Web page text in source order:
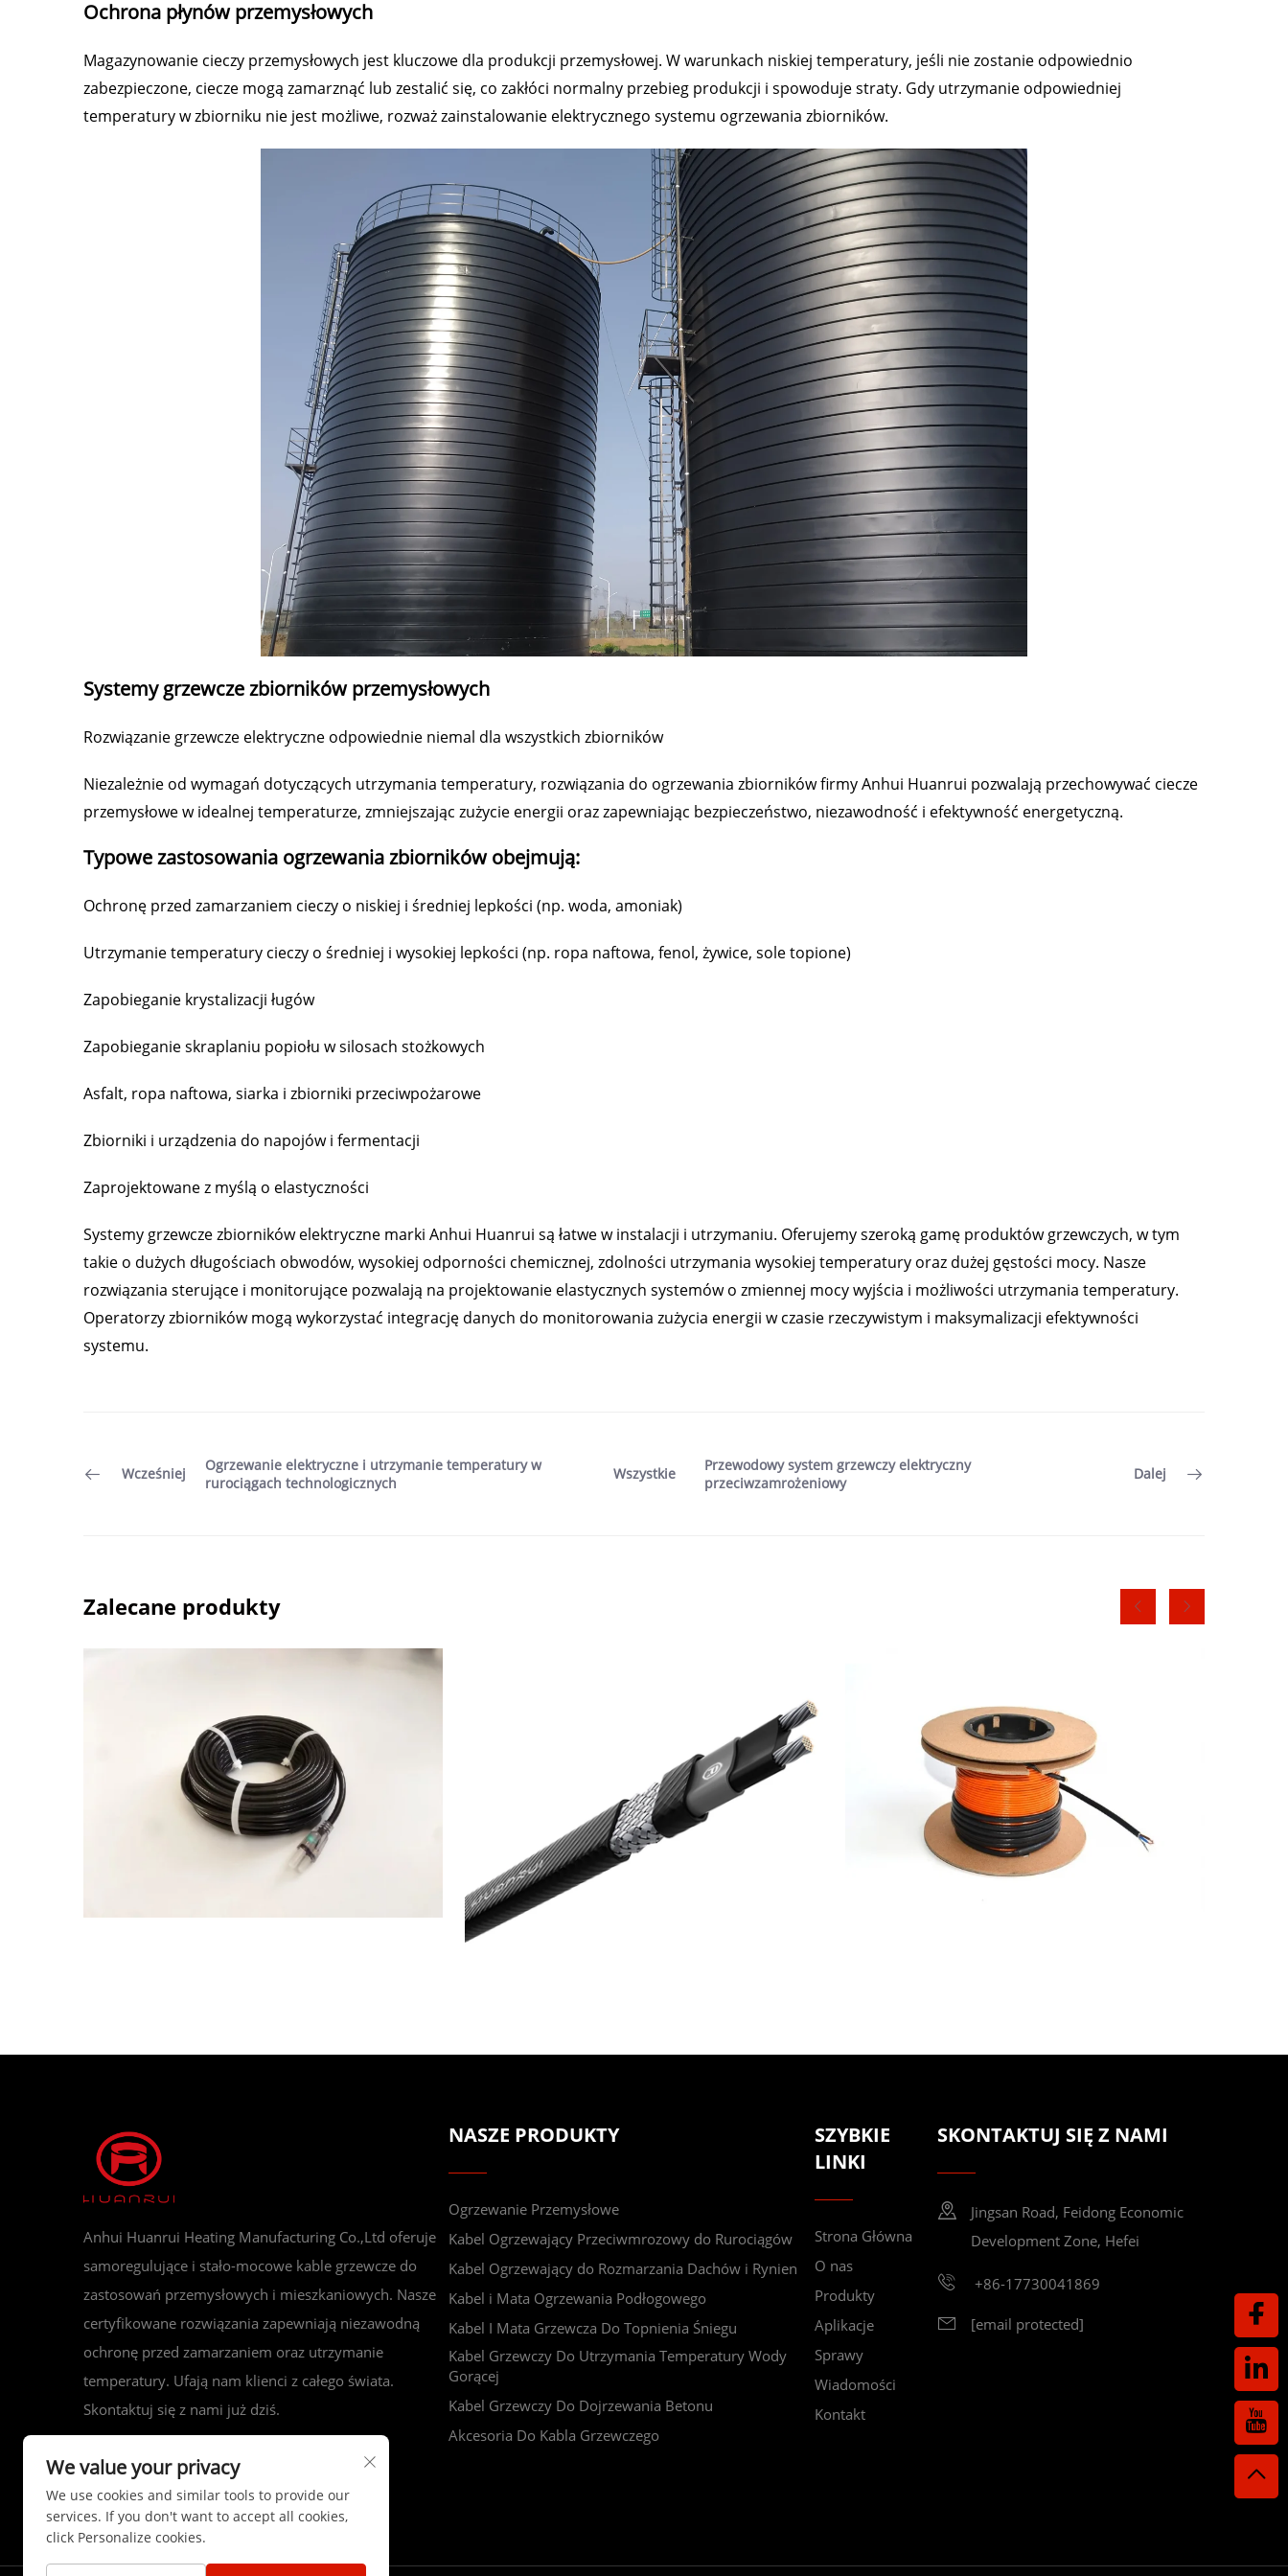
Ochrona płynów przemysłowych
Magazynowanie cieczy przemysłowych jest kluczowe dla produkcji przemysłowej. W warunkach niskiej temperatury, jeśli nie zostanie odpowiednio
zabezpieczone, ciecze mogą zamarznąć lub zestalić się, co zakłóci normalny przebieg produkcji i spowoduje straty. Gdy utrzymanie odpowiedniej
temperatury w zbiorniku nie jest możliwe, rozważ zainstalowanie elektrycznego systemu ogrzewania zbiorników.
Systemy grzewcze zbiorników przemysłowych
Rozwiązanie grzewcze elektryczne odpowiednie niemal dla wszystkich zbiorników
Niezależnie od wymagań dotyczących utrzymania temperatury, rozwiązania do ogrzewania zbiorników firmy Anhui Huanrui pozwalają przechowywać ciecze
przemysłowe w idealnej temperaturze, zmniejszając zużycie energii oraz zapewniając bezpieczeństwo, niezawodność i efektywność energetyczną.
Typowe zastosowania ogrzewania zbiorników obejmują:
Ochronę przed zamarzaniem cieczy o niskiej i średniej lepkości (np. woda, amoniak)
Utrzymanie temperatury cieczy o średniej i wysokiej lepkości (np. ropa naftowa, fenol, żywice, sole topione)
Zapobieganie krystalizacji ługów
Zapobieganie skraplaniu popiołu w silosach stożkowych
Asfalt, ropa naftowa, siarka i zbiorniki przeciwpożarowe
Zbiorniki i urządzenia do napojów i fermentacji
Zaprojektowane z myślą o elastyczności
Systemy grzewcze zbiorników elektryczne marki Anhui Huanrui są łatwe w instalacji i utrzymaniu. Oferujemy szeroką gamę produktów grzewczych, w tym
takie o dużych długościach obwodów, wysokiej odporności chemicznej, zdolności utrzymania wysokiej temperatury oraz dużej gęstości mocy. Nasze
rozwiązania sterujące i monitorujące pozwalają na projektowanie elastycznych systemów o zmiennej mocy wyjścia i możliwości utrzymania temperatury.
Operatorzy zbiorników mogą wykorzystać integrację danych do monitorowania zużycia energii w czasie rzeczywistym i maksymalizacji efektywności
systemu.
Wcześniej
Ogrzewanie elektryczne i utrzymanie temperatury w
rurociągach technologicznych
Wszystkie
Przewodowy system grzewczy elektryczny
przeciwzamrożeniowy
Dalej
Zalecane produkty
Anhui Huanrui Heating Manufacturing Co.,Ltd oferuje
samoregulujące i stało-mocowe kable grzewcze do
zastosowań przemysłowych i mieszkaniowych. Nasze
certyfikowane rozwiązania zapewniają niezawodną
ochronę przed zamarzaniem oraz utrzymanie
temperatury. Ufają nam klienci z całego świata.
Skontaktuj się z nami już dziś.
NASZE PRODUKTY
Ogrzewanie Przemysłowe
Kabel Ogrzewający Przeciwmrozowy do Rurociągów
Kabel Ogrzewający do Rozmarzania Dachów i Rynien
Kabel i Mata Ogrzewania Podłogowego
Kabel I Mata Grzewcza Do Topnienia Śniegu
Kabel Grzewczy Do Utrzymania Temperatury Wody
Gorącej
Kabel Grzewczy Do Dojrzewania Betonu
Akcesoria Do Kabla Grzewczego
SZYBKIE
LINKI
Strona Główna
O nas
Produkty
Aplikacje
Sprawy
Wiadomości
Kontakt
SKONTAKTUJ SIĘ Z NAMI
Jingsan Road, Feidong Economic
Development Zone, Hefei
+86-17730041869
[email protected]
We value your privacy
We use cookies and similar tools to provide our
services. If you don't want to accept all cookies,
click Personalize cookies.